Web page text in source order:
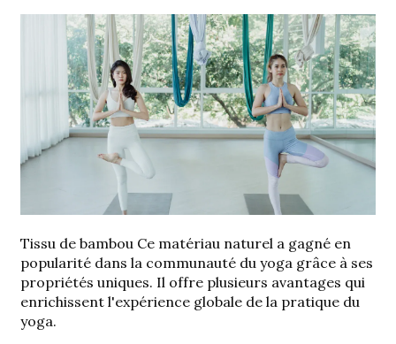
Tissu de bambou Ce matériau naturel a gagné en
popularité dans la communauté du yoga grâce à ses
propriétés uniques. Il offre plusieurs avantages qui
enrichissent l'expérience globale de la pratique du
yoga.